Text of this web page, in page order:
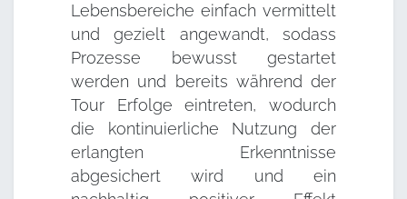
Lebensbereiche einfach vermittelt
und gezielt angewandt, sodass
Prozesse bewusst gestartet
werden und bereits während der
Tour Erfolge eintreten, wodurch
die kontinuierliche Nutzung der
erlangten Erkenntnisse
abgesichert wird und ein